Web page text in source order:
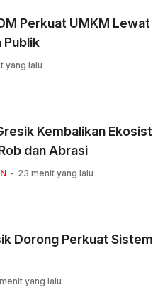
Perkuat UMKM
Publik
yang lalu
Kembalikan
dan Abrasi
23 menit yang lalu
Dorong Perkuat
yang lalu